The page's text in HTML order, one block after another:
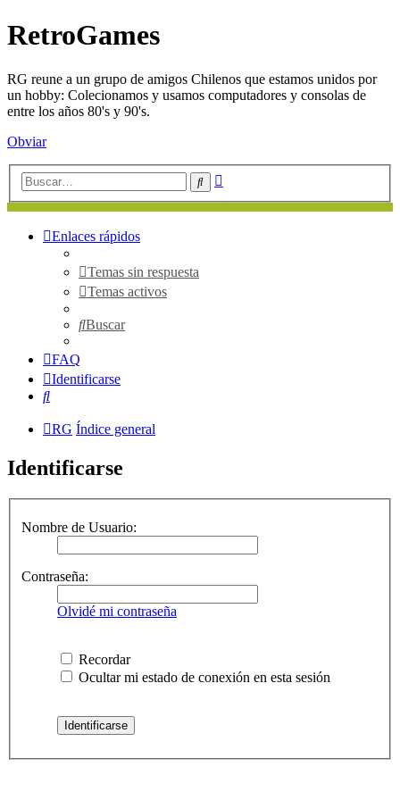
RetroGames
RG reune a un grupo de amigos Chilenos que estamos unidos por
un hobby: Colecionamos y usamos computadores y consolas de
entre los años 80's y 90's.
Obviar
Buscar
Enlaces rápidos
Temas sin respuesta
Temas activos
Buscar
FAQ
Identificarse
Buscar
RG Índice general
Identificarse
Nombre de Usuario:
Contraseña:
Olvidé mi contraseña
Recordar
Ocultar mi estado de conexión en esta sesión